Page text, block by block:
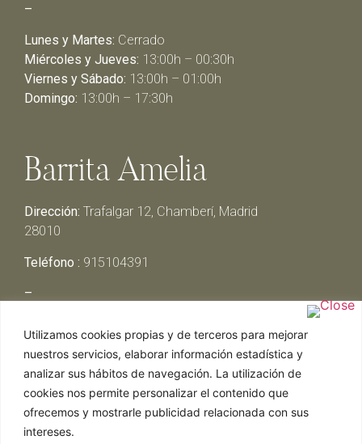
Utilizamos cookies propias y de terceros para mejorar
nuestros servicios, elaborar información estadística y
analizar sus hábitos de navegación. La utilización de
cookies nos permite personalizar el contenido que
ofrecemos y mostrarle publicidad relacionada con sus
intereses.
–
Lunes y Martes: Cerrado
Miércoles y Jueves: 13:00h – 00:30h
Viernes y Sábado: 13:00h – 01:00h
Domingo: 13:00h – 17:30h
Barrita Amelia
Dirección: Trafalgar 12, Chamberí, Madrid
28010
Teléfono : 915104391
–
Miércoles y Jueves:13:00h – 00:30h
Viernes y Sábado: 13:00h – 01:00h
Domingo:13:00h – 17:30h